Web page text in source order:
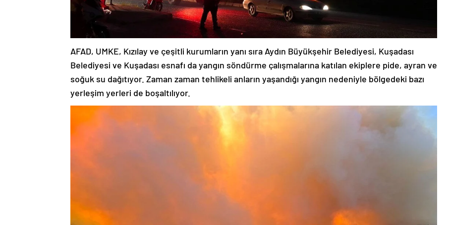
AFAD, UMKE, Kızılay ve çeşitli kurumların yanı sıra Aydın Büyükşehir Belediyesi, Kuşadası
Belediyesi ve Kuşadası esnafı da yangın söndürme çalışmalarına katılan ekiplere pide, ayran ve
soğuk su dağıtıyor. Zaman zaman tehlikeli anların yaşandığı yangın nedeniyle bölgedeki bazı
yerleşim yerleri de boşaltılıyor.